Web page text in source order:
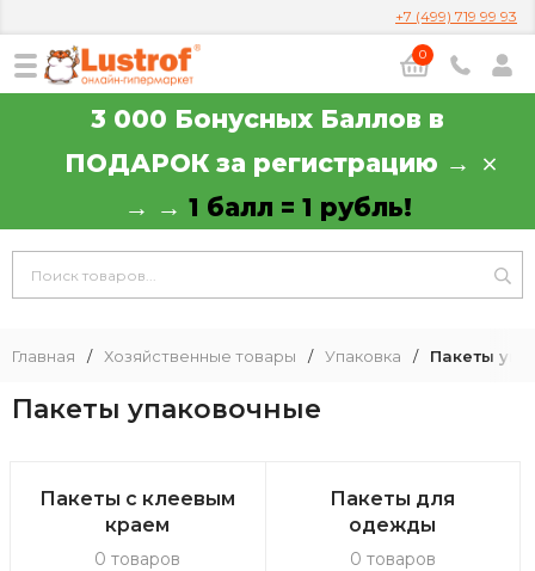
+7 (499) 719 99 93
0
3 000 Бонусных Баллов в
ПОДАРОК за регистрацию →
→ → 1 балл = 1 рубль!
Главная / Хозяйственные товары / Упаковка / Пакеты
Пакеты упаковочные
Пакеты с клеевым
краем
0 товаров
Пакеты для
одежды
0 товаров